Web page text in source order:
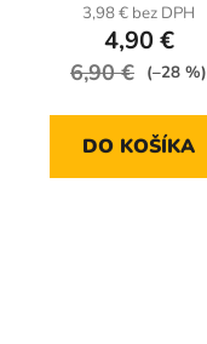
3,98 € bez DPH
4,90 €
6,90 € (–28 %)
DO KOŠÍKA